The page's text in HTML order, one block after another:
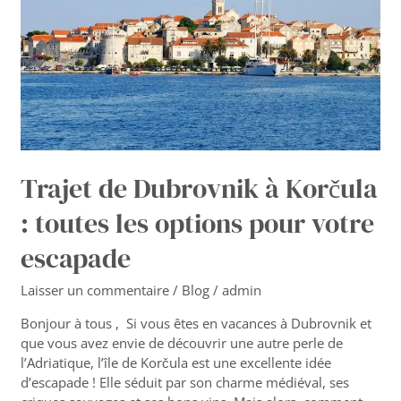
Trajet de Dubrovnik à Korčula
: toutes les options pour votre
escapade
Laisser un commentaire / Blog /admin
Bonjour à tous , Si vous êtes en vacances à Dubrovnik et
que vous avez envie de découvrir une autre perle de
l’Adriatique, l’île de Korčula est une excellente idée
d’escapade ! Elle séduit par son charme médiéval, ses
toutes
les
options
pour
votre
escapade